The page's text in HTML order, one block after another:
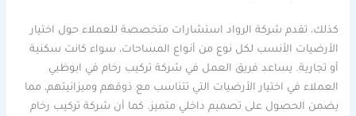
كذلك، تقدم شركة الرواد استشارات متخصصة للعملاء حول اختيار
الأرضيات الأنسب لكل نوع من أنواع المساحات، سواء كانت سكنية
أو تجارية. يساعد فريق العمل في شركة تركيب رخام في ابوظبي
العملاء في اختيار الأرضيات التي تتناسب مع ذوقهم وميزانيتهم، مما
يضمن الحصول على تصميم داخلي متميز. كما أن شركة تركيب رخام